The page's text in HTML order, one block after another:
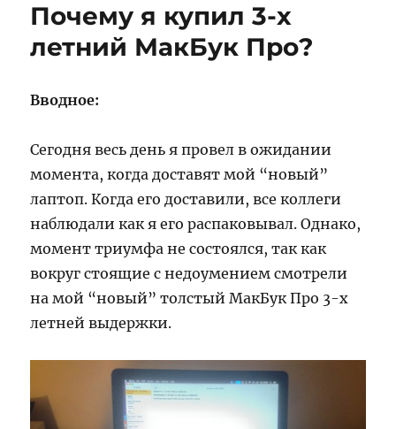
Почему я купил 3-х
летний МакБук Про?
Вводное:
Сегодня весь день я провел в ожидании
момента, когда доставят мой “новый”
лаптоп. Когда его доставили, все коллеги
наблюдали как я его распаковывал. Однако,
момент триумфа не состоялся, так как
вокруг стоящие с недоумением смотрели
на мой “новый” толстый МакБук Про 3-х
летней выдержки.